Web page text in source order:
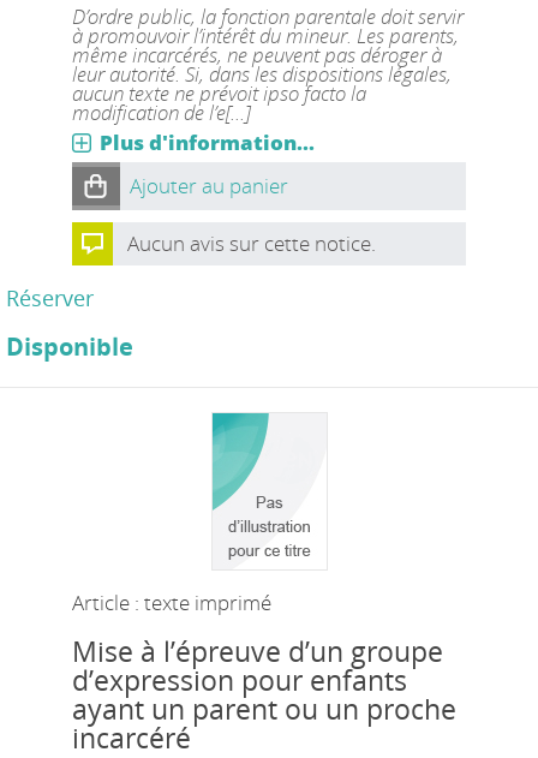
D’ordre public, la fonction parentale doit servir
à promouvoir l’intérêt du mineur. Les parents,
même incarcérés, ne peuvent pas déroger à
leur autorité. Si, dans les dispositions légales,
aucun texte ne prévoit ipso facto la
modification de l’e[...]
Plus d'information...
Ajouter au panier
Aucun avis sur cette notice.
Réserver
Disponible
Article : texte imprimé
Mise à l’épreuve d’un groupe
d’expression pour enfants
ayant un parent ou un proche
incarcéré